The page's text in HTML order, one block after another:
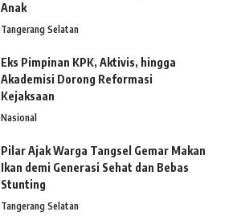
Anak
Tangerang Selatan
Eks Pimpinan KPK, Aktivis, hingga
Akademisi Dorong Reformasi
Kejaksaan
Nasional
Pilar Ajak Warga Tangsel Gemar Makan
Ikan demi Generasi Sehat dan Bebas
Stunting
Tangerang Selatan